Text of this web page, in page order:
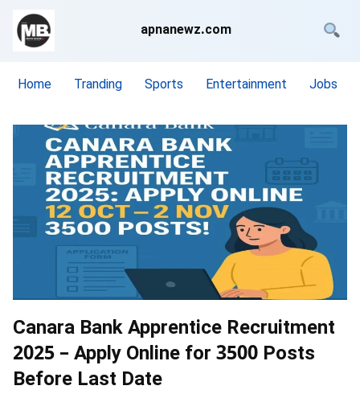
apnanewz.com
Home Tranding Sports Entertainment Jobs
Canara Bank Apprentice Recruitment
2025 – Apply Online for 3500 Posts
Before Last Date